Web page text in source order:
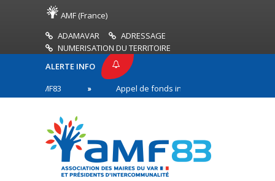
AMF (France)
ADAMAVAR
ADRESSAGE
NUMERISATION DU TERRITOIRE
ALERTE INFO
Appel de fonds incendies de forêt
première ligne